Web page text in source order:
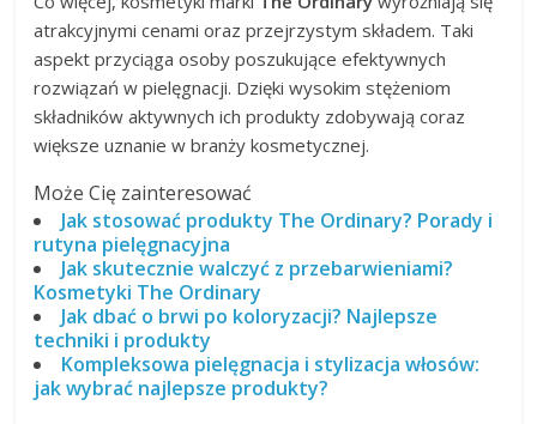
atrakcyjnymi cenami oraz przejrzystym składem. Taki
aspekt przyciąga osoby poszukujące efektywnych
rozwiązań w pielęgnacji. Dzięki wysokim stężeniom
składników aktywnych ich produkty zdobywają coraz
większe uznanie w branży kosmetycznej.
Może Cię zainteresować
Jak stosować produkty The Ordinary? Porady i
rutyna pielęgnacyjna
Jak skutecznie walczyć z przebarwieniami?
Kosmetyki The Ordinary
Jak dbać o brwi po koloryzacji? Najlepsze
techniki i produkty
Kompleksowa pielęgnacja i stylizacja włosów:
jak wybrać najlepsze produkty?